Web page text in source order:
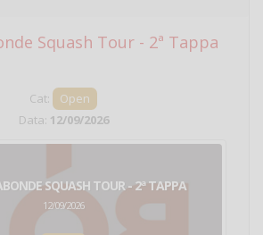
Squash Tour - 2ª Tappa
Cat:
Open
Data: 12/09/2026
SQUASH TOUR - 2ª TAPPA
12/09/2026